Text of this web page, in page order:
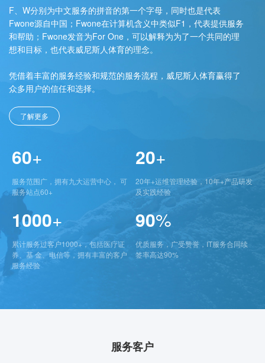
F、W分别为中文服务的拼音的第一个字母，同时也是代表
Fwone源自中国；Fwone在计算机含义中类似F1，代表提供服务
和帮助；Fwone发音为For One，可以解释为为了一个共同的理
想和目标，也代表威尼斯人体育的理念。
凭借着丰富的服务经验和规范的服务流程，威尼斯人体育赢得了
众多用户的信任和选择。
了解更多
60+
服务范围广，拥有九大运营中心， 可
服务站点60+
20+
20年+运维管理经验，10年+产品研发
及实践经验
1000+
累计服务过客户1000+，包括医疗证
券、基 金、电信等，拥有丰富的客户
服务经验
90%
优质服务，广受赞誉，IT服务合同续
签率高达90%
服务客户